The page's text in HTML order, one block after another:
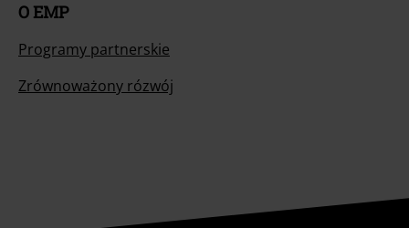
O EMP
Programy partnerskie
Zrównoważony rózwój